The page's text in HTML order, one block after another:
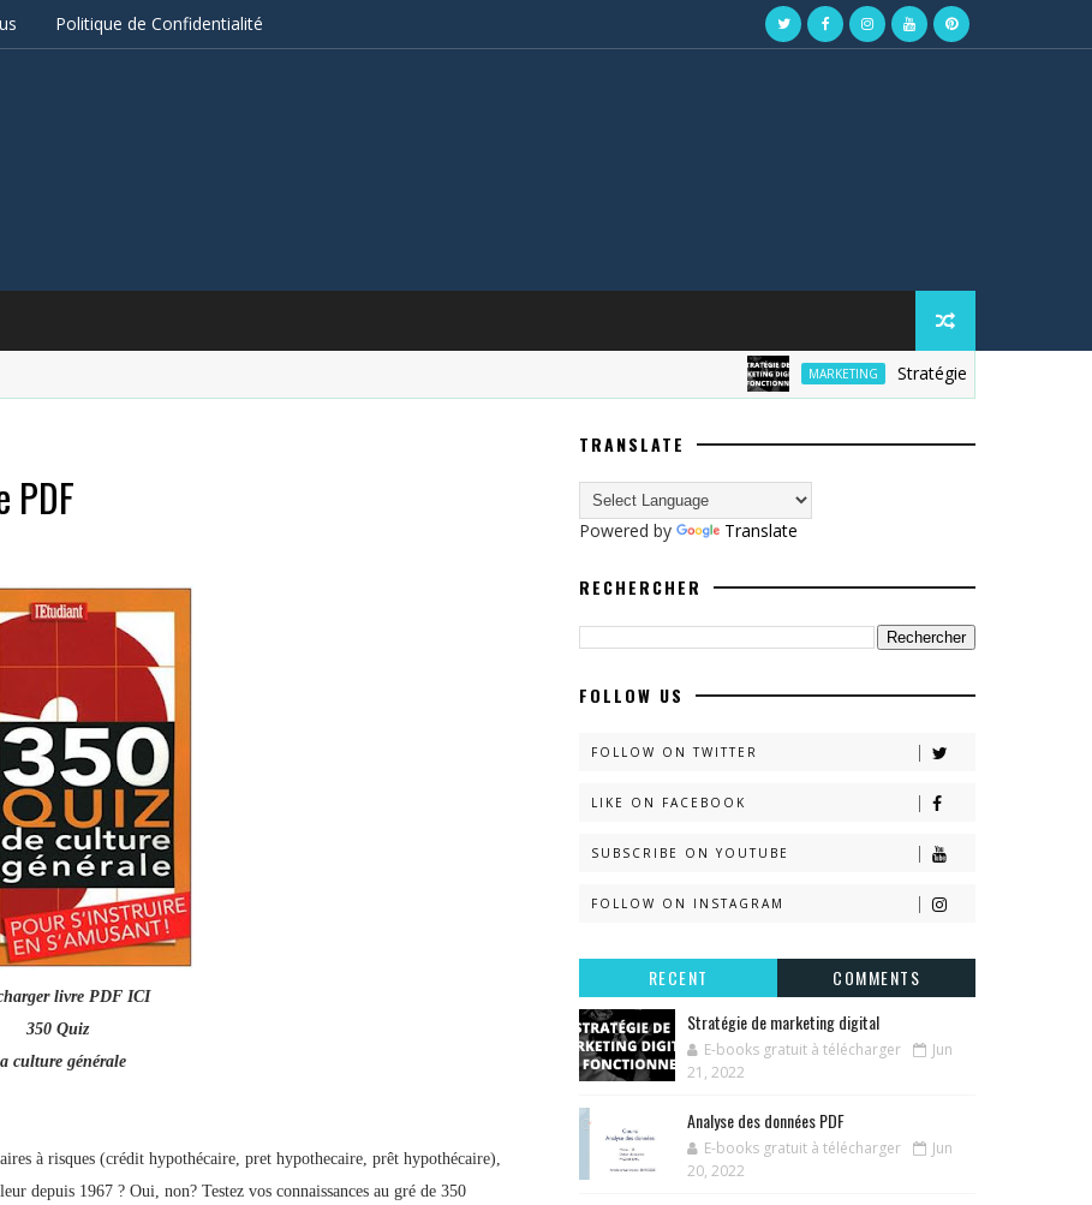
Politique de Confidentialité
MARKETING Stratégie de marketing digital
livre PDF ICI
350 Quiz
culture générale
à risques (crédit hypothécaire, pret hypothecaire, prêt hypothécaire),
depuis 1967 ? Oui, non? Testez vos connaissances au gré de 350
TRANSLATE
Powered by Translate
RECHERCHER
FOLLOW US
FOLLOW ON TWITTER
LIKE ON FACEBOOK
SUBSCRIBE ON YOUTUBE
FOLLOW ON INSTAGRAM
RECENT
COMMENTS
Stratégie de marketing digital
E-books gratuit à télécharger
Jun
21, 2022
Analyse des données PDF
E-books gratuit à télécharger
Jun
20, 2022